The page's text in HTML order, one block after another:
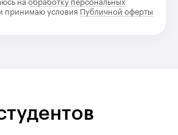
на обработку персональных
принимаю условия Публичной оферты